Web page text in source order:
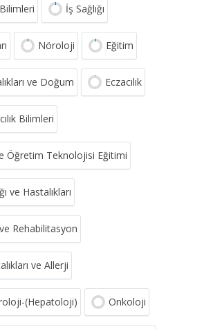
İş Sağlığı
Nöroloji Eğitim
ve Doğum Eczacılık
Bilimleri
Öğretim Teknolojisi Eğitimi
ve Hastalıkları
Rehabilitasyon
ve Allerji
(Hepatoloji) Onkoloji